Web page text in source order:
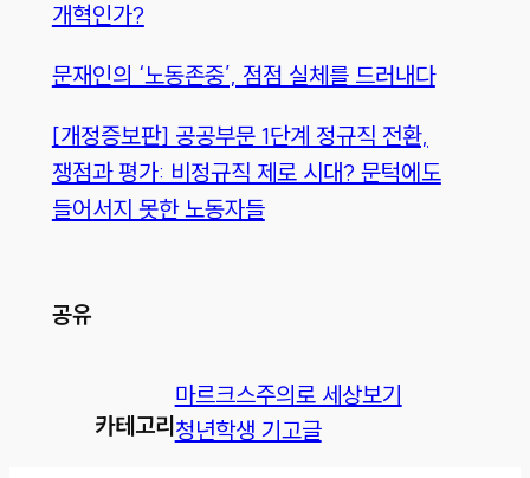
개혁인가?
문재인의 ‘노동존중’, 점점 실체를 드러내다
[개정증보판] 공공부문 1단계 정규직 전환,
쟁점과 평가: 비정규직 제로 시대? 문턱에도
들어서지 못한 노동자들
공유
카테고리
마르크스주의로 세상보기
청년학생 기고글